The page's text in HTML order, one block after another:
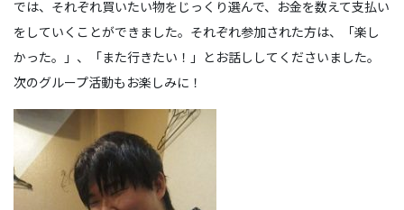
では、それぞれ買いたい物をじっくり選んで、お金を数えて支払い
をしていくことができました。それぞれ参加された方は、「楽し
かった。」、「また行きたい！」とお話ししてくださいました。
次のグループ活動もお楽しみに！